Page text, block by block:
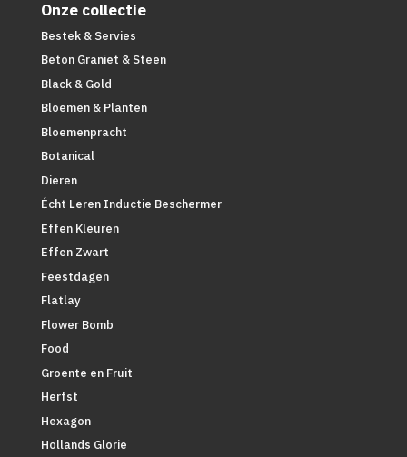
Onze collectie
Bestek & Servies
Beton Graniet & Steen
Black & Gold
Bloemen & Planten
Bloemenpracht
Botanical
Dieren
Écht Leren Inductie Beschermer
Effen Kleuren
Effen Zwart
Feestdagen
Flatlay
Flower Bomb
Food
Groente en Fruit
Herfst
Hexagon
Hollands Glorie